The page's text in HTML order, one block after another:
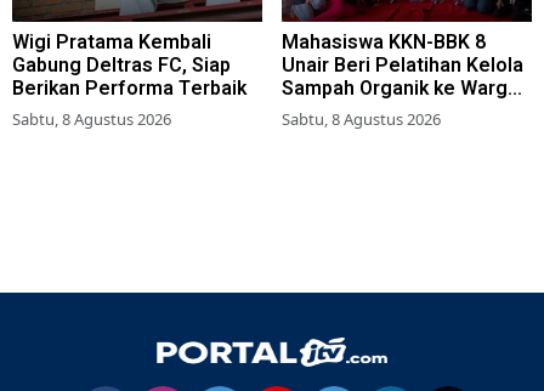
Wigi Pratama Kembali
Gabung Deltras FC, Siap
Berikan Performa Terbaik
Sabtu, 8 Agustus 2026
Mahasiswa KKN-BBK 8
Unair Beri Pelatihan Kelola
Sampah Organik ke Warga
Simokerto Surabaya
Sabtu, 8 Agustus 2026